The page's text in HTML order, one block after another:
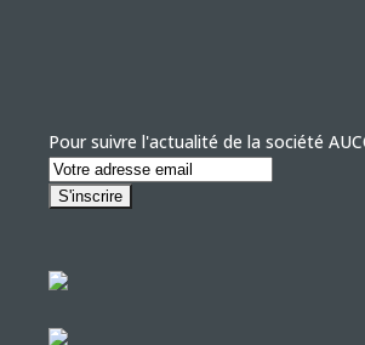
Pour suivre l'actualité de la société